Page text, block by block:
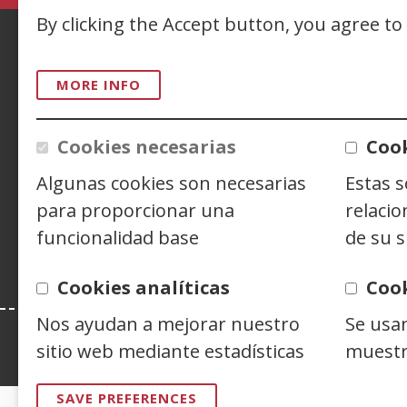
By clicking the Accept button, you agree
MORE INFO
Cookies necesarias
Algunas cookies son necesarias
para proporcionar una
funcionalidad base
Estas
de su
Cookies analíticas
Nos ayudan a mejorar nuestro
sitio web mediante estadísticas
Se
SAVE PREFERENCES
ACCESIBILIDAD
CONTACTO
Siguenos en: Facebook
(Open
Twitter
(Open
window)
in
a
Esta web se ajusta a lo establecido en